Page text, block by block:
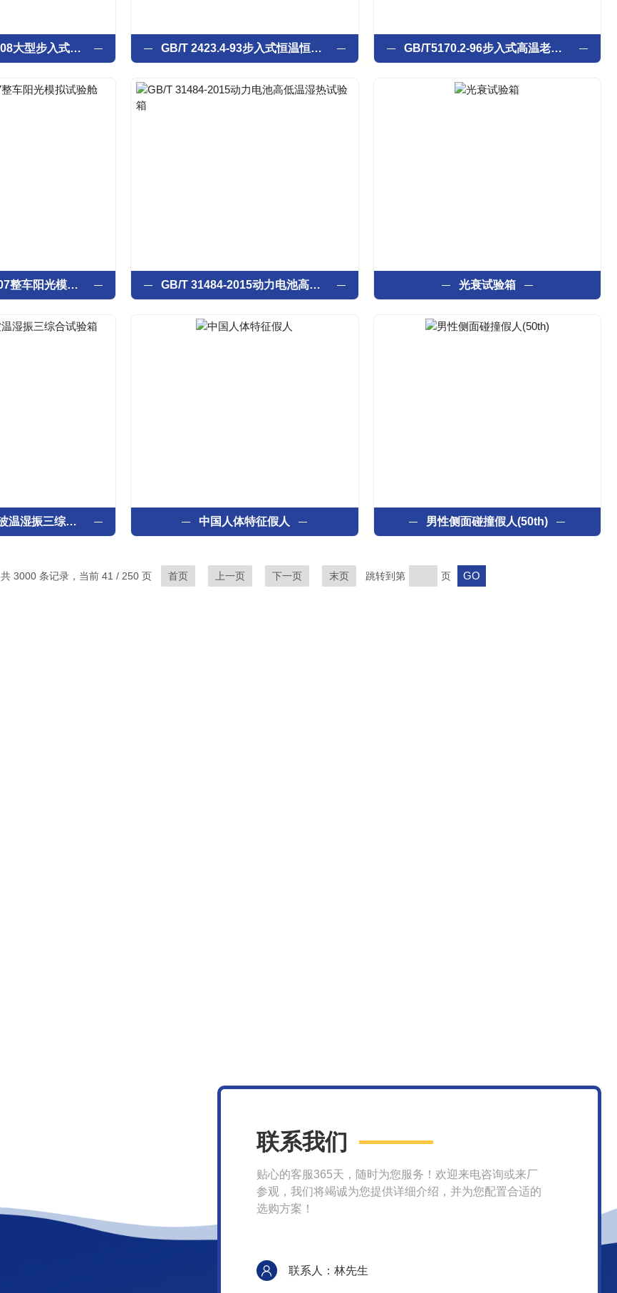
GB/T 5170.2-2008大型步入式老化房 GB/T 2423.4-93步入式恒温恒湿试验室 GB/T5170.2-96步入式高温老化试验室
GB/T 12535-2007整车阳光模拟试验舱 GB/T 31484-2015动力电池高低温湿热试验箱 光衰试验箱
GB/T 5170透吸波温湿振三综合试验箱 中国人体特征假人 男性侧面碰撞假人(50th)
共 3000 条记录，当前 41 / 250 页 首页 上一页 下一页 末页 跳转到第 页
联系我们
贴心的客服365天，随时为您服务！欢迎来电咨询或来厂
参观，我们将竭诚为您提供详细介绍，并为您配置合适的
选购方案！
联系人：林先生